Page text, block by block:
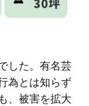
した。有名芸
為とは知らず
、被害を拡大